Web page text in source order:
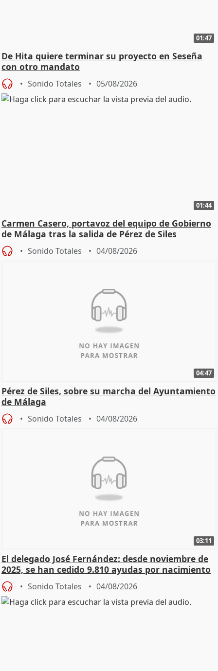
01:47
De Hita quiere terminar su proyecto en Seseña
con otro mandato
Sonido Totales 05/08/2026
01:44
Carmen Casero, portavoz del equipo de Gobierno
de Málaga tras la salida de Pérez de Siles
Sonido Totales 04/08/2026
04:47
Pérez de Siles, sobre su marcha del Ayuntamiento
de Málaga
Sonido Totales 04/08/2026
03:11
El delegado José Fernández: desde noviembre de
2025, se han cedido 9.810 ayudas por nacimiento
Sonido Totales 04/08/2026